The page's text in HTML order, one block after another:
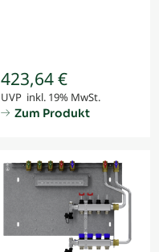
423,64 €
UVP inkl. 19% MwSt.
Zum Produkt